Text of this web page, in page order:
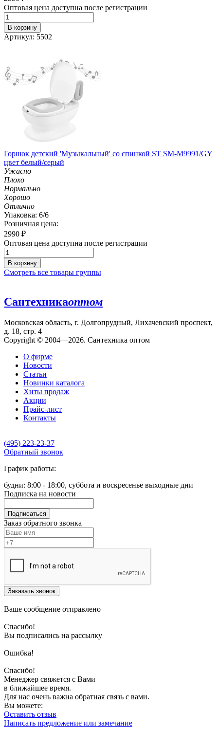
Оптовая цена доступна после регистрации
В корзину
Артикул: 5502
Горшок детский 'Музыкальный' со спинкой ST SM-M9991/GY
цвет белый/серый
Ужасно
Плохо
Нормально
Хорошо
Отлично
Упаковка: 6/6
Розничная цена:
2990 ₽
Оптовая цена доступна после регистрации
В корзину
Смотреть все товары группы
Сантехникаоптом
Московская область, г. Долгопрудный, Лихачевский проспект,
д. 18, стр. 4
Copyright © 2004—2026. Сантехника оптом
О фирме
Новости
Статьи
Новинки каталога
Хиты продаж
Акции
Прайс-лист
Контакты
(495) 223-23-37
Обратный звонок
График работы:
будни: 8:00 - 18:00, суббота и воскресенье выходные дни
Подписка на новости
Подписаться
Заказ обратного звонка
Заказать звонок
Ваше сообщение отправлено
Спасибо!
Вы подписались на рассылку
Ошибка!
Спасибо!
Менеджер свяжется с Вами
в ближайшее время.
Для нас очень важна обратная связь с вами.
Вы можете:
Оставить отзыв
Написать предложение или замечание